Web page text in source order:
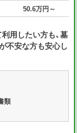
50.6万円～
用したい方も、墓
不安な方も安心し
類